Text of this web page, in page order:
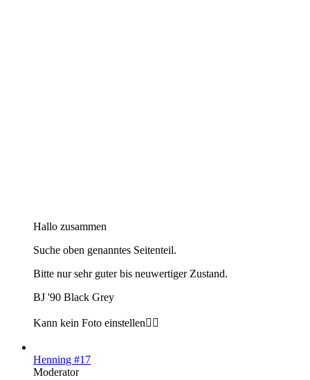
Hallo zusammen
Suche oben genanntes Seitenteil.
Bitte nur sehr guter bis neuwertiger Zustand.
BJ '90 Black Grey
Kann kein Foto einstellen😵‍💫
Henning #17
Moderator